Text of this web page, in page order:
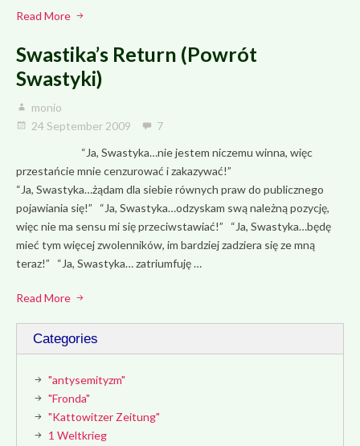
Read More
Swastika’s Return (Powrót
Swastyki)
monio
24 September 2009
7
“Ja, Swastyka…nie jestem niczemu winna, więc
przestańcie mnie cenzurować i zakazywać!”
“Ja, Swastyka…żądam dla siebie równych praw do publicznego
pojawiania się!” “Ja, Swastyka…odzyskam swą należną pozycję,
więc nie ma sensu mi się przeciwstawiać!” “Ja, Swastyka…będę
mieć tym więcej zwolenników, im bardziej zadziera się ze mną
teraz!” “Ja, Swastyka… zatriumfuję …
Read More
Categories
"antysemityzm"
"Fronda"
"Kattowitzer Zeitung"
1 Weltkrieg